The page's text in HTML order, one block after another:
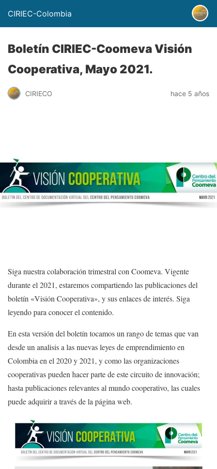
CIRIEC-Colombia
Boletín CIRIEC-Coomeva Visión
Cooperativa, Mayo 2021.
CIRIECO hace 5 años
Siga nuestra colaboración trimestral con Coomeva. Vigente
durante el 2021, estaremos compartiendo las publicaciones del
boletín «Visión Cooperativa», y sus enlaces de interés. Siga
leyendo para conocer el contenido.
En esta versión del boletín tocamos un rango de temas que van
desde un analisis a las nuevas leyes de emprendimiento en
Colombia en el 2020 y 2021, y como las organizaciones
cooperativas pueden hacer parte de este circuito de innovación;
hasta publicaciones relevantes al mundo cooperativo, las cuales
puede adquirir a través de la página web.